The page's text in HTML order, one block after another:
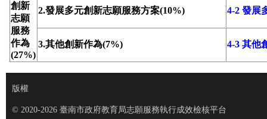
創新
志願
服務
作為
(27%)
2.發展多元創新志願服務方案(10%) 4-2 發展
3.其他創新作為(7%) 4-3 其他
版權
© 2020-2026 臺南市政府教育局志願服務執行成效檢核平台